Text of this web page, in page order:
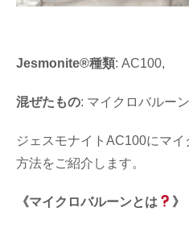
Jesmonite®種類: AC100,
混ぜたもの: マイクロバルーン
ジェスモナイトAC100にマ
方法をご紹介します。
《マイクロバルーンとは 》